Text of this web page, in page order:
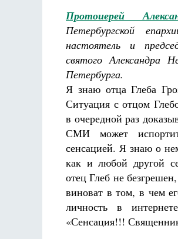
Протоиерей
Петербургской
настоятель и
святого Александра
Петербурга.
Я знаю отца Глеба
Ситуация с отцом
в очередной раз
СМИ может
сенсацией. Я знаю о
как и любой другой
отец Глеб не
виноват в том, в чем
личность в
«Сенсация!!!